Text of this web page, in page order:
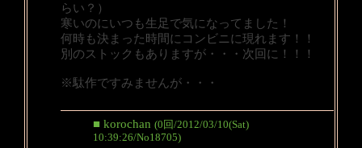
らい？）
寒いのにいつも生足で気になってました！
何時も決まった時間にコンビニに現れます！！
別のストックもありますが・・・次回に！！！
※駄作ですみませんが・・・
■ korochan (0回/2012/03/10(Sat)
10:39:26/No18705)